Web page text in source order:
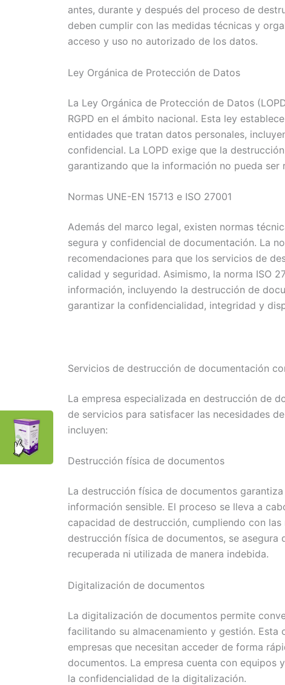
antes, durante y después del proceso de
deben cumplir con las medidas técnicas y
acceso y uso no autorizado de los datos.
Ley Orgánica de Protección de Datos
La Ley Orgánica de Protección de Datos
RGPD en el ámbito nacional. Esta ley
entidades que tratan datos personales,
confidencial. La LOPD exige que la
garantizando que la información no pueda
Normas UNE-EN 15713 e ISO 27001
Además del marco legal, existen normas
segura y confidencial de documentación. La
recomendaciones para que los servicios de
calidad y seguridad. Asimismo, la norma ISO
información, incluyendo la destrucción de
garantizar la confidencialidad, integridad y
Servicios de destrucción de documentación
La empresa especializada en destrucción de
de servicios para satisfacer las necesidades
incluyen:
Destrucción física de documentos
La destrucción física de documentos
información sensible. El proceso se lleva a
capacidad de destrucción, cumpliendo con
destrucción física de documentos, se
recuperada ni utilizada de manera indebida.
Digitalización de documentos
La digitalización de documentos permite
facilitando su almacenamiento y gestión.
empresas que necesitan acceder de forma
documentos. La empresa cuenta con
la confidencialidad de la digitalización.